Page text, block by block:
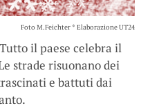
Foto M.Feichter * Elaborazione UT24
il paese celebra il
strade risuonano dei
e battuti dai